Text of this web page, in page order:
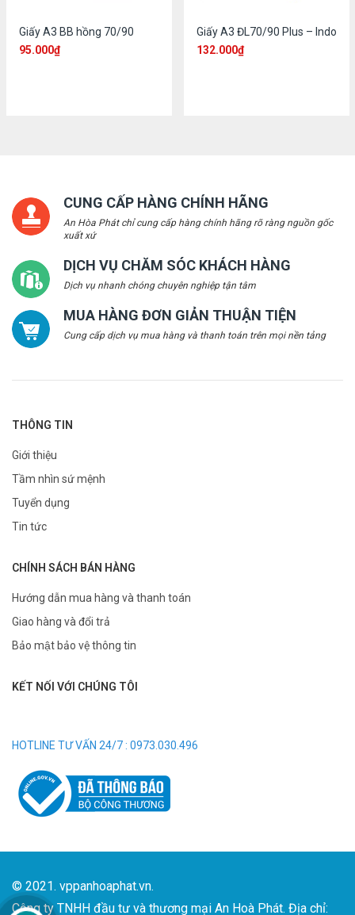
Giấy A3 BB hồng 70/90
95.000₫
Giấy A3 ĐL70/90 Plus – Indo
132.000₫
CUNG CẤP HÀNG CHÍNH HÃNG
An Hòa Phát chỉ cung cấp hàng chính hãng rõ ràng nguồn gốc
xuất xứ
DỊCH VỤ CHĂM SÓC KHÁCH HÀNG
Dịch vụ nhanh chóng chuyên nghiệp tận tâm
MUA HÀNG ĐƠN GIẢN THUẬN TIỆN
Cung cấp dịch vụ mua hàng và thanh toán trên mọi nền tảng
THÔNG TIN
Giới thiệu
Tầm nhìn sứ mệnh
Tuyển dụng
Tin tức
CHÍNH SÁCH BÁN HÀNG
Hướng dẫn mua hàng và thanh toán
Giao hàng và đổi trả
Bảo mật bảo vệ thông tin
KẾT NỐI VỚI CHÚNG TÔI
HOTLINE TƯ VẤN 24/7 : 0973.030.496
© 2021. vppanhoaphat.vn.
Công ty TNHH đầu tư và thương mại An Hoà Phát. Địa chỉ: